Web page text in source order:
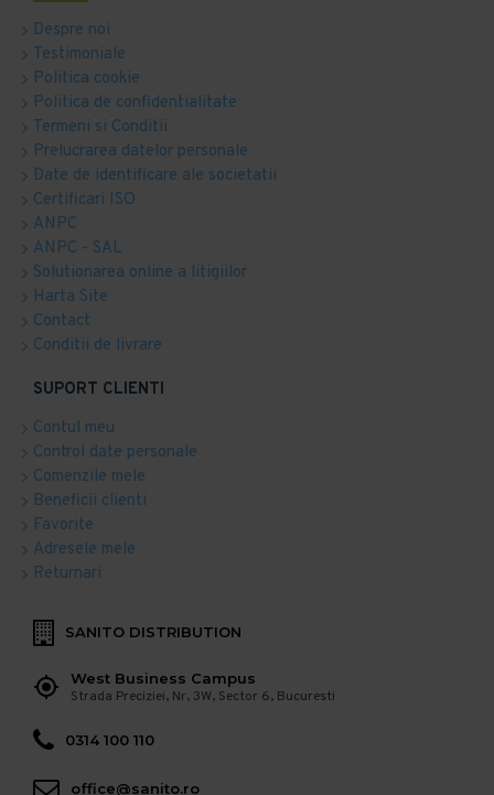
Despre noi
Testimoniale
Politica cookie
Politica de confidentialitate
Termeni si Conditii
Prelucrarea datelor personale
Date de identificare ale societatii
Certificari ISO
ANPC
ANPC - SAL
Solutionarea online a litigiilor
Harta Site
Contact
Conditii de livrare
SUPORT CLIENTI
Contul meu
Control date personale
Comenzile mele
Beneficii clienti
Favorite
Adresele mele
Returnari
SANITO DISTRIBUTION
West Business Campus
Strada Preciziei, Nr, 3W, Sector 6, Bucuresti
0314 100 110
office@sanito.ro